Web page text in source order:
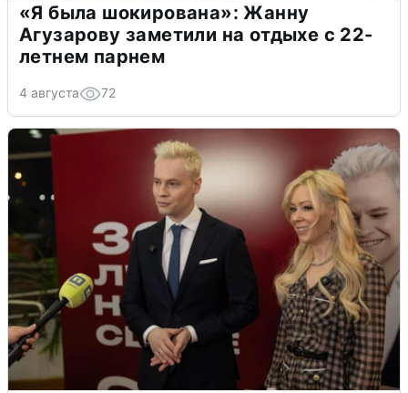
«Я была шокирована»: Жанну
Агузарову заметили на отдыхе с 22-
летнем парнем
4 августа 72